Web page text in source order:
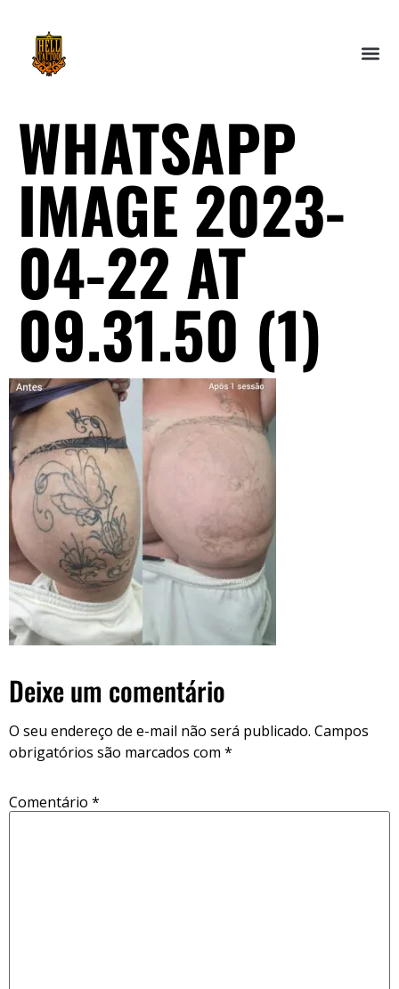
WHATSAPP
IMAGE 2023-
04-22 AT
09.31.50 (1)
Deixe um comentário
O seu endereço de e-mail não será publicado. Campos
obrigatórios são marcados com *
Comentário *